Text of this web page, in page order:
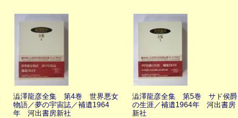
澁澤龍彦全集 第4巻 世界悪女
物語／夢の宇宙誌／補遺1964
年 河出書房新社
澁澤龍彦全集 第5巻 サド侯爵
の生涯／補遺1964年 河出書房
新社